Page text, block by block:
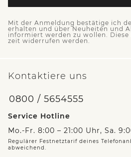
Mit der Anmeldung bestätige ich
erhalten und über Neuheiten und
informiert werden zu wollen.
zeit widerrufen werden.
Kontaktiere uns
0800 / 5654555
Service Hotline
Mo.-Fr. 8:00 – 21:00 Uhr, Sa.
Regulärer Festnetztarif deines
abweichend.